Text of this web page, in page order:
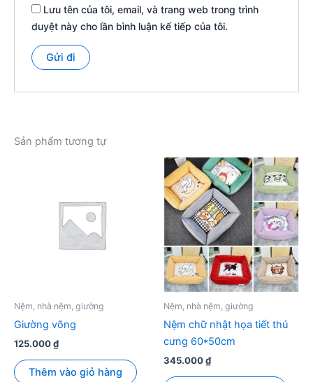
Lưu tên của tôi, email, và trang web trong trình
duyệt này cho lần bình luận kế tiếp của tôi.
Sản phẩm tương tự
Nệm, nhà nệm, giường
Giường võng
125.000₫
Thêm vào giỏ hàng
Nệm, nhà nệm, giường
Nệm chữ nhật họa tiết thú
cưng 60*50cm
345.000₫